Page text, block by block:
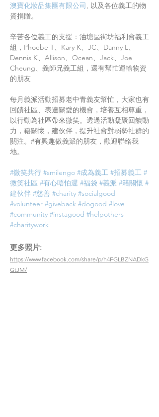
澳寶化妝品集團有限公司, 以及各位義工的物
資捐贈。
辛苦各位義工的支援：油塘區街坊福利會義工
組，Phoebe T、Kary K、JC、Danny L、
Dennis K、Allison、Ocean、Jack、Joe
Cheung、義師兄義工組，還有幫忙運輸物資
的朋友
每月義派活動招募老中青義友幫忙，大家也有
回饋社區、表達關愛的機會，培養互相尊重，
以行動為社區帶來微笑。透過活動凝聚回饋動
力，籍關懷，建伙伴，提升社會對弱勢社群的
關注。#有興趣做義派的朋友，歡迎聯絡我
地。
#微笑共行 #smilengo #成為義工 #招募義工 #
微笑社區 #有心唔怕遲 #福袋 #義派 #籍關懷 #
建伙伴 #慈善 #charity #socialgood
#volunteer #giveback #dogood #love
#community #instagood #helpothers
#charitywork
​更多照片:
https://www.facebook.com/share/p/h4FGLBZNADkG
GtJM/